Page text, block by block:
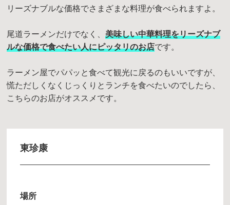
リーズナブルな価格でさまざまな料理が食べられますよ。
尾道ラーメンだけでなく、美味しい中華料理をリーズナブ
ルな価格で食べたい人にピッタリのお店です。
ラーメン屋でパパッと食べて観光に戻るのもいいですが、
慌ただしくなくじっくりとランチを食べたいのでしたら、
こちらのお店がオススメです。
東珍康
場所